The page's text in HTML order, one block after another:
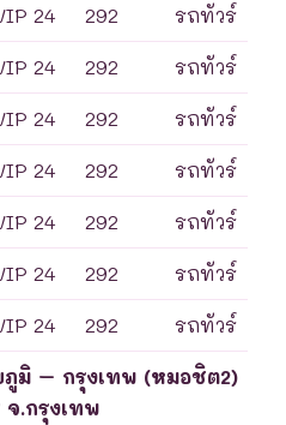
24 292 รถทัวร์
24 292 รถทัวร์
24 292 รถทัวร์
24 292 รถทัวร์
24 292 รถทัวร์
24 292 รถทัวร์
24 292 รถทัวร์
มิ – กรุงเทพ (หมอชิต2)
จ.กรุงเทพ